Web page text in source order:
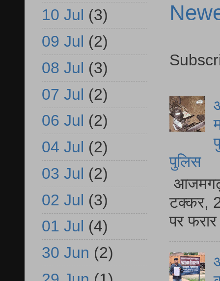
पुलिस
आजमगढ़
टक्कर,
पर
10 Jul (3)
09 Jul (2)
08 Jul (3)
07 Jul (2)
06 Jul (2)
04 Jul (2)
03 Jul (2)
02 Jul (3)
01 Jul (4)
30 Jun (2)